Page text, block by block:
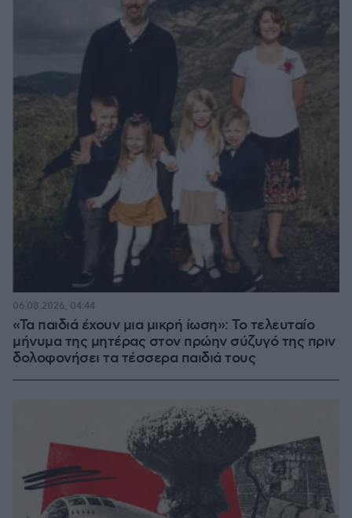
«Τα παιδιά έχουν μια μικρή ίωση»: Το τελευταίο
μήνυμα της μητέρας στον πρώην σύζυγό της πριν
δολοφονήσει τα τέσσερα παιδιά τους
06.08.2026, 04:44